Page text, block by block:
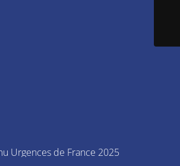
Urgences de France 2025